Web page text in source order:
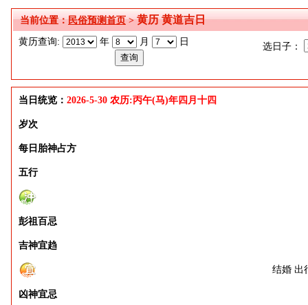
当前位置：民俗预测首页>黄历 黄道吉日
黄历查询: 年 月 日 选日子：
当日统览： 2026-5-30 农历:丙午(马)年四月十四
岁次
每日胎神占方
五行
彭祖百忌
吉神宜趋
结婚 出
凶神宜忌